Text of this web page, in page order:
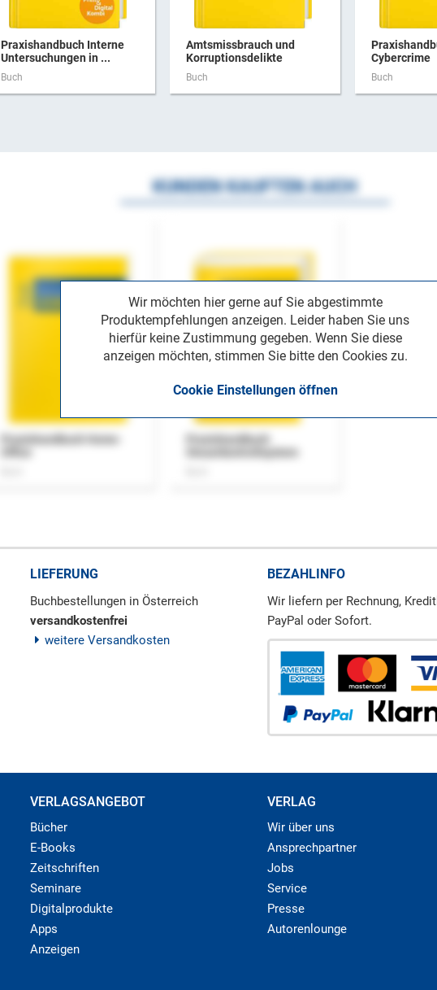
Praxishandbuch Interne
Untersuchungen in ...
Buch
Amtsmissbrauch und
Korruptionsdelikte
Buch
Cybercrime
Buch
Wir möchten hier gerne auf Sie abgestimmte
Produktempfehlungen anzeigen. Leider haben Sie uns
hierfür keine Zustimmung gegeben. Wenn Sie diese
anzeigen möchten, stimmen Sie bitte den Cookies zu.
Cookie Einstellungen öffnen
KUNDEN KAUFTEN AUCH
Praxishandbuch Home-
Praxishandbuch
LIEFERUNG
Buchbestellungen in Österreich
versandkostenfrei
weitere Versandkosten
BEZAHLINFO
Wir liefern per Rechnung,
PayPal oder Sofort.
VERLAGSANGEBOT
Bücher
E-Books
Zeitschriften
Seminare
Digitalprodukte
Apps
Anzeigen
VERLAG
Wir über uns
Ansprechpartner
Jobs
Service
Presse
Autorenlounge